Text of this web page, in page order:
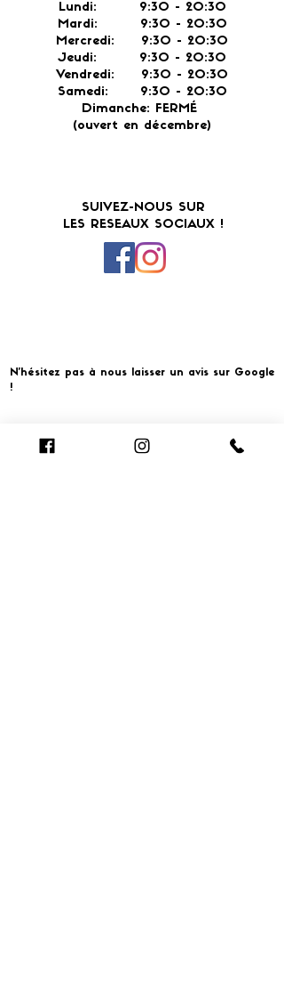
Lundi: 9:30 - 20:30
Mardi: 9:30 - 20:30
Mercredi: 9:30 - 20:30
Jeudi: 9:30 - 20:30
Vendredi: 9:30 - 20:30
Samedi: 9:30 - 20:30
Dimanche: FERMÉ
(ouvert en décembre)
SUIVEZ-NOUS SUR
LES RESEAUX SOCIAUX !
N'hésitez pas à nous laisser un avis sur Google
!
Cliquer pour laisser un avis